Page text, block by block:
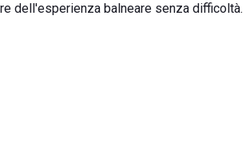
dell'esperienza balneare senza difficoltà.